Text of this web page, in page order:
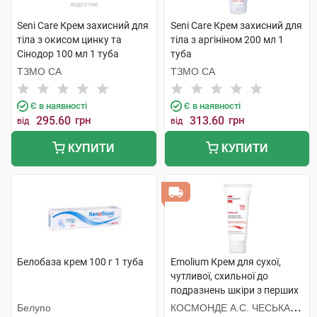
Seni Care Крем захисний для
тіла з окисом цинку та
Сінодор 100 мл 1 туба
ТЗМО СА
Є в наявності
від 295.60 грн
КУПИТИ
Seni Care Крем захисний для
тіла з аргініном 200 мл 1
туба
ТЗМО СА
Є в наявності
від 313.60 грн
КУПИТИ
Белобаза крем 100 г 1 туба
Белупо
Emolium Крем для сухої,
чутливої, схильної до
подразнень шкіри з перших
днів життя 75 мл 1 туба
КОСМОНДЕ А.С. ЧЕСЬКА